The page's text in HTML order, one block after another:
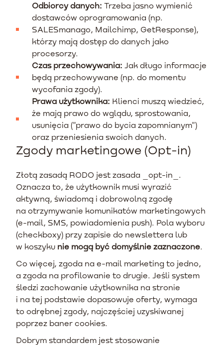
Odbiorcy danych: Trzeba jasno wymienić
dostawców oprogramowania (np.
SALESmanago, Mailchimp, GetResponse),
którzy mają dostęp do danych jako
procesorzy.
Czas przechowywania: Jak długo informacje
będą przechowywane (np. do momentu
wycofania zgody).
Prawa użytkownika: Klienci muszą wiedzieć,
że mają prawo do wglądu, sprostowania,
usunięcia ("prawo do bycia zapomnianym")
oraz przeniesienia swoich danych.
Zgody marketingowe (Opt-in)
Złotą zasadą RODO jest zasada _opt-in_.
Oznacza to, że użytkownik musi wyrazić
aktywną, świadomą i dobrowolną zgodę
na otrzymywanie komunikatów marketingowych
(e-mail, SMS, powiadomienia push). Pola wyboru
(checkboxy) przy zapisie do newslettera lub
w koszyku nie mogą być domyślnie zaznaczone.
Co więcej, zgoda na e-mail marketing to jedno,
a zgoda na profilowanie to drugie. Jeśli system
śledzi zachowanie użytkownika na stronie
i na tej podstawie dopasowuje oferty, wymaga
to odrębnej zgody, najczęściej uzyskiwanej
poprzez baner cookies.
Dobrym standardem jest stosowanie